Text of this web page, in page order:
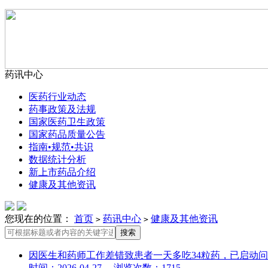
药讯中心
医药行业动态
药事政策及法规
国家医药卫生政策
国家药品质量公告
指南•规范•共识
数据统计分析
新上市药品介绍
健康及其他资讯
您现在的位置： 首页 > 药讯中心 > 健康及其他资讯
因医生和药师工作差错致患者一天多吃34粒药，已启动